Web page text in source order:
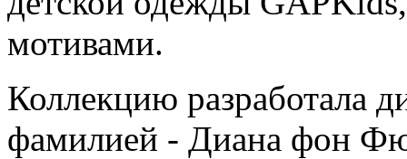
мотивами.
Коллекцию разработала
фамилией - Диана фон